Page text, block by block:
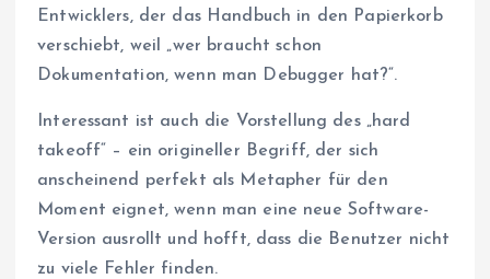
Entwicklers, der das Handbuch in den Papierkorb
verschiebt, weil „wer braucht schon
Dokumentation, wenn man Debugger hat?“.
Interessant ist auch die Vorstellung des „hard
takeoff“ – ein origineller Begriff, der sich
anscheinend perfekt als Metapher für den
Moment eignet, wenn man eine neue Software-
Version ausrollt und hofft, dass die Benutzer nicht
zu viele Fehler finden.